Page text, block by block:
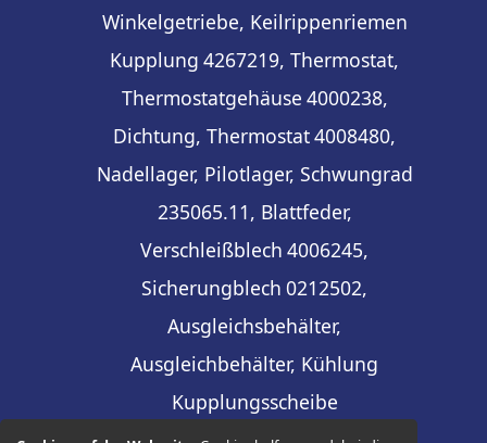
Winkelgetriebe, Keilrippenriemen
Kupplung 4267219, Thermostat,
Thermostatgehäuse 4000238,
Dichtung, Thermostat4008480,
Nadellager, Pilotlager, Schwungrad
235065.11, Blattfeder,
Verschleißblech 4006245,
Sicherungblech 0212502,
Ausgleichsbehälter,
Ausgleichbehälter, Kühlung
Kupplungsscheibe